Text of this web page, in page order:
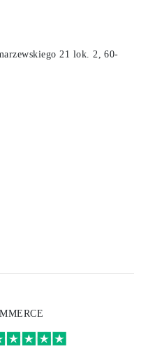
21 lok. 2, 60-